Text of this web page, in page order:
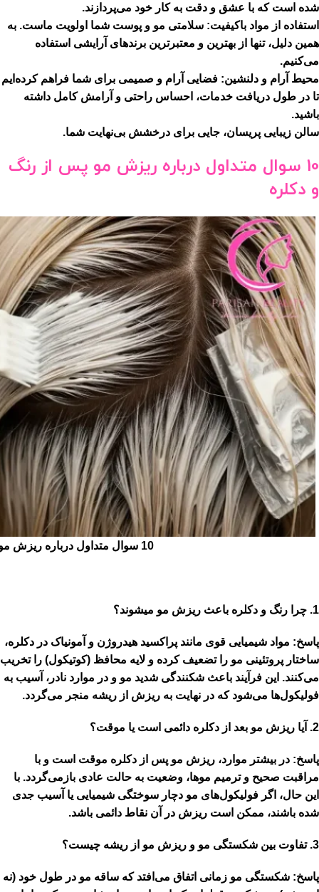
شده است که با عشق و دقت به کار خود می‌پردازند.
استفاده از مواد باکیفیت: سلامتی مو و پوست شما اولویت ماست. به
همین دلیل، تنها از بهترین و معتبرترین برندهای آرایشی استفاده
می‌کنیم.
محیط آرام و دلنشین: فضایی آرام و صمیمی برای شما فراهم کرده‌ایم
تا در طول دریافت خدمات، احساس راحتی و آرامش کامل داشته
باشید.
سالن زیبایی پریسان، جایی برای درخشش بی‌نهایت شما.
10 سوال متداول درباره ریزش مو پس از رنگ
و دکلره
10 سوال متداول درباره ریزش مو پس از رنگ و دکلره
1. چرا رنگ و دکلره باعث ریزش مو میشوند؟
پاسخ: مواد شیمیایی قوی مانند پراکسید هیدروژن و آمونیاک در دکلره،
ساختار پروتئینی مو را تضعیف کرده و لایه محافظ (کوتیکول) را تخریب
می‌کنند. این فرآیند باعث شکنندگی شدید مو و در موارد نادر، آسیب به
فولیکول‌ها می‌شود که در نهایت به ریزش از ریشه منجر می‌گردد.
2. آیا ریزش مو بعد از دکلره دائمی است یا موقت؟
پاسخ: در بیشتر موارد، ریزش مو پس از دکلره موقت است و با
مراقبت صحیح و ترمیم موها، وضعیت به حالت عادی بازمی‌گردد. با
این حال، اگر فولیکول‌های مو دچار سوختگی شیمیایی یا آسیب جدی
شده باشند، ممکن است ریزش در آن نقاط دائمی باشد.
3. تفاوت بین شکستگی مو و ریزش مو از ریشه چیست؟
پاسخ: شکستگی مو زمانی اتفاق می‌افتد که ساقه مو در طول خود (نه